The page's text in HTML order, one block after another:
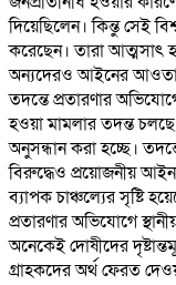
দিয়েছিলেন। কিন্তু সেই
করেছেন। তারা আত্মসাৎ
অন্যদেরও আইনের আওতায়
তদন্তে প্রতারণার
হওয়া মামলার তদন্ত
অনুসন্ধান করা হচ্ছে।
বিরুদ্ধেও প্রয়োজনীয়
ব্যাপক চাঞ্চল্যের সৃষ্টি
প্রতারণার অভিযোগে
অনেকেই দোষীদের
গ্রাহকদের অর্থ ফেরত